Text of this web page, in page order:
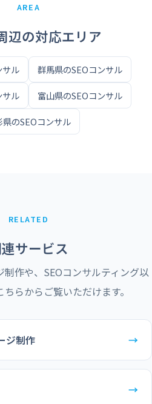
AREA
辺の対応エリア
サル 群馬県のSEOコンサル
サル 富山県のSEOコンサル
県のSEOコンサル
RELATED
サービス
作や、SEOコンサルティング以
らからご覧いただけます。
ジ制作 →
→